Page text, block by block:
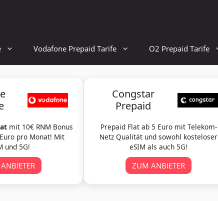
Vodafone Prepaid Tarife O2 Prepaid Tarife
mit 10€ RNM Bonus
pro Monat! Mit
und 5G!
Congstar
Prepaid
Prepaid Flat ab 5 Euro mit Telekom-
Netz Qualität und sowohl kosteloser
eSIM als auch 5G!
ZUM ANBIETER